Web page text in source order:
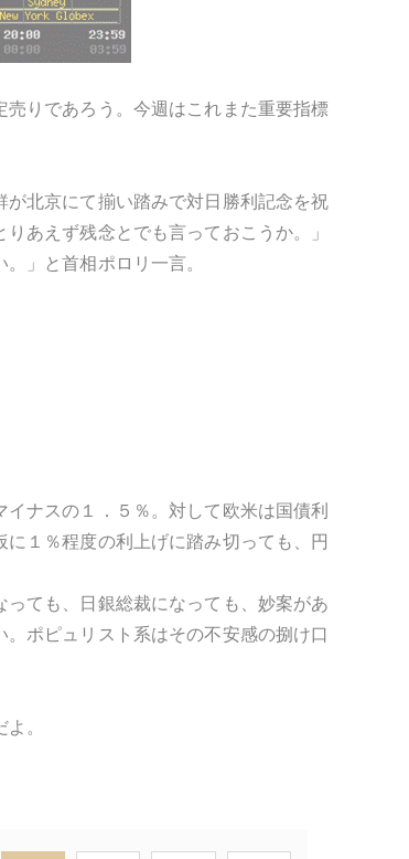
りであろう。今週はこれまた重要指標
北京にて揃い踏みで対日勝利記念を祝
あえず残念とでも言っておこうか。」
」と首相ポロリ一言。
ナスの１．５％。対して欧米は国債利
１％程度の利上げに踏み切っても、円
ても、日銀総裁になっても、妙案があ
ポピュリスト系はその不安感の捌け口
。